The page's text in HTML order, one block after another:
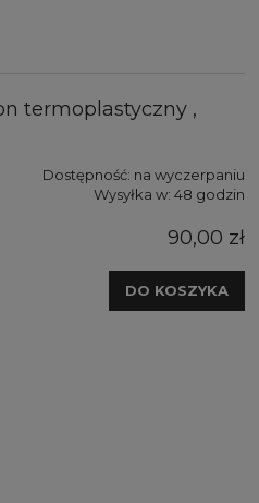
termoplastyczny ,
Dostępność: na wyczerpaniu
Wysyłka w: 48 godzin
90,00 zł
DO KOSZYKA